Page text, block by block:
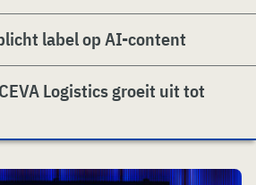
label op AI-content
Logistics groeit uit tot